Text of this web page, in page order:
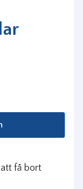
få bort